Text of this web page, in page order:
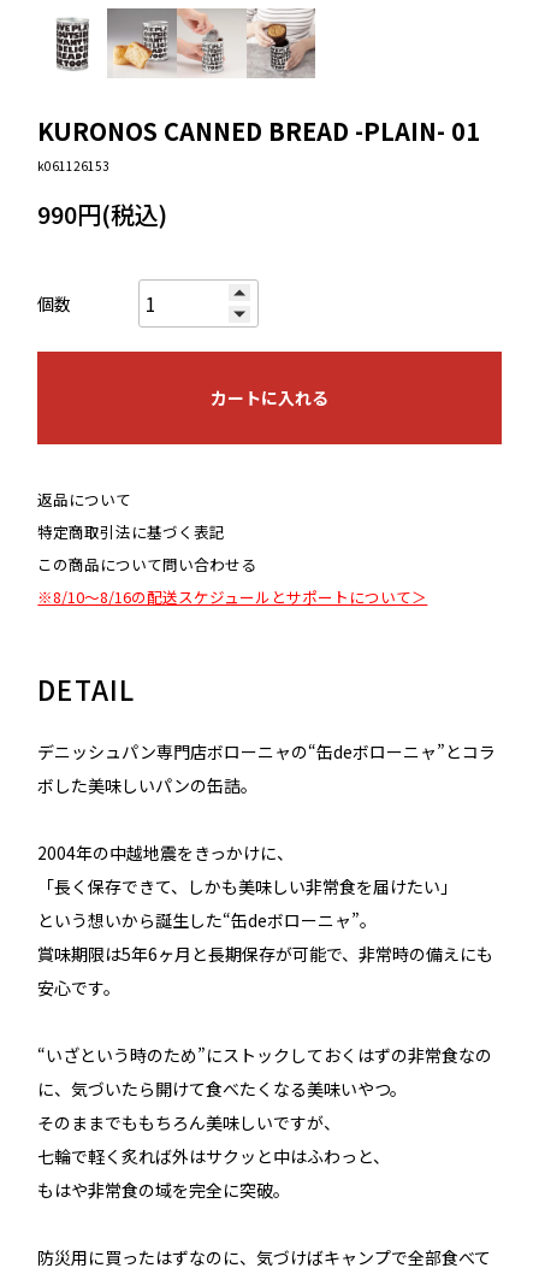
KURONOS CANNED BREAD -PLAIN- 01
k061126153
990円(税込)
個数
カートに入れる
返品について
特定商取引法に基づく表記
この商品について問い合わせる
※8/10～8/16の配送スケジュールとサポートについて＞
DETAIL
デニッシュパン専門店ボローニャの“缶deボローニャ”とコラ
ボした美味しいパンの缶詰。
2004年の中越地震をきっかけに、
「長く保存できて、しかも美味しい非常食を届けたい」
という想いから誕生した“缶deボローニャ”。
賞味期限は5年6ヶ月と長期保存が可能で、非常時の備えにも
安心です。
“いざという時のため”にストックしておくはずの非常食なの
に、気づいたら開けて食べたくなる美味いやつ。
そのままでももちろん美味しいですが、
七輪で軽く炙れば外はサクッと中はふわっと、
もはや非常食の域を完全に突破。
防災用に買ったはずなのに、気づけばキャンプで全部食べて